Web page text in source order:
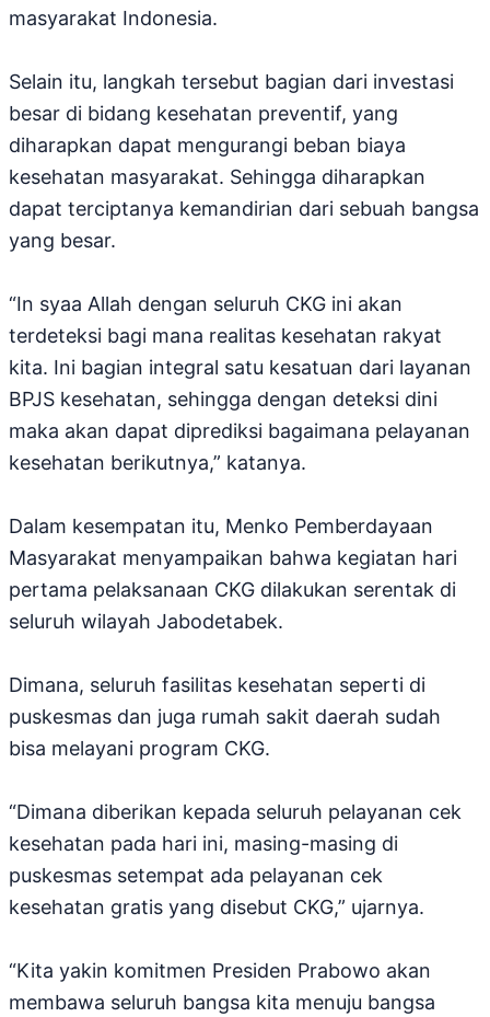
masyarakat Indonesia.
Selain itu, langkah tersebut bagian dari investasi
besar di bidang kesehatan preventif, yang
diharapkan dapat mengurangi beban biaya
kesehatan masyarakat. Sehingga diharapkan
dapat terciptanya kemandirian dari sebuah bangsa
yang besar.
“In syaa Allah dengan seluruh CKG ini akan
terdeteksi bagi mana realitas kesehatan rakyat
kita. Ini bagian integral satu kesatuan dari layanan
BPJS kesehatan, sehingga dengan deteksi dini
maka akan dapat diprediksi bagaimana pelayanan
kesehatan berikutnya,” katanya.
Dalam kesempatan itu, Menko Pemberdayaan
Masyarakat menyampaikan bahwa kegiatan hari
pertama pelaksanaan CKG dilakukan serentak di
seluruh wilayah Jabodetabek.
Dimana, seluruh fasilitas kesehatan seperti di
puskesmas dan juga rumah sakit daerah sudah
bisa melayani program CKG.
“Dimana diberikan kepada seluruh pelayanan cek
kesehatan pada hari ini, masing-masing di
puskesmas setempat ada pelayanan cek
kesehatan gratis yang disebut CKG,” ujarnya.
“Kita yakin komitmen Presiden Prabowo akan
membawa seluruh bangsa kita menuju bangsa